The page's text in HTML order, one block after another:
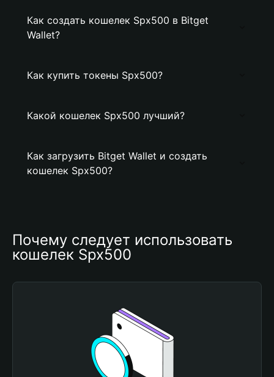
Как создать кошелек Spx500 в Bitget
Wallet?
Как купить токены Spx500?
Какой кошелек Spx500 лучший?
Как загрузить Bitget Wallet и создать
кошелек Spx500?
Почему следует использовать
кошелек Spx500